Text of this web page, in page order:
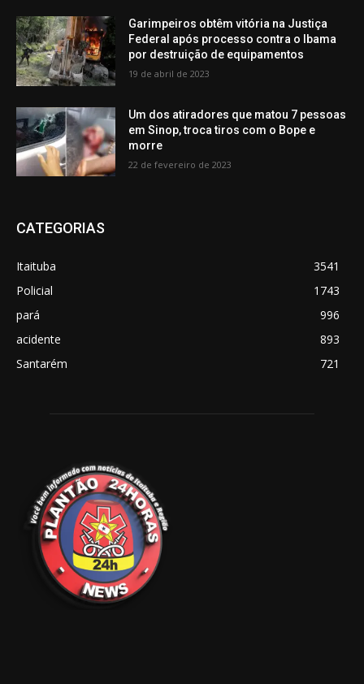
Garimpeiros obtêm vitória na Justiça
Federal após processo contra o Ibama
por destruição de equipamentos
19 de abril de 2023
Um dos atiradores que matou 7 pessoas
em Sinop, troca tiros com o Bope e
morre
22 de fevereiro de 2023
CATEGORIAS
Itaituba
3541
Policial
1743
pará
996
acidente
893
Santarém
721